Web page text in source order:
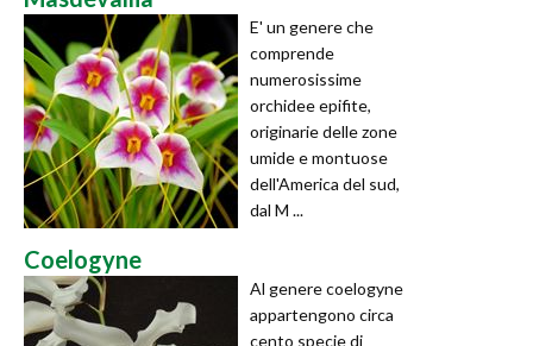
E' un genere che
comprende
numerosissime
orchidee epifite,
originarie delle zone
umide e montuose
dell'America del sud,
dal M ...
Coelogyne
Al genere coelogyne
appartengono circa
cento specie di